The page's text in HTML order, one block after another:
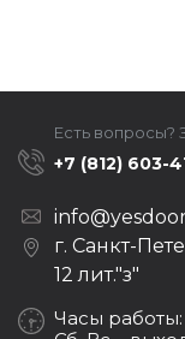
Есть вопросы?
+7 (812) 603-
г. Санкт-
12 лит."з"
Часы работы: